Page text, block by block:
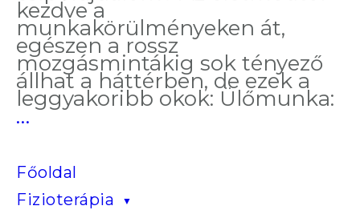
kezdve a
munkakörülményeken át,
egészen a rossz
mozgásmintákig sok tényező
állhat a háttérben, de ezek a
leggyakoribb okok: Ülőmunka:
… Csípő-
ezért
alakul
ki,
Főoldal
Fizioterápia